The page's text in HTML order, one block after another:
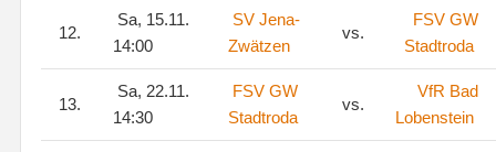
12.
Sa, 15.11.
14:00
SV Jena-
Zwätzen
vs.
FSV GW
Stadtroda
13.
Sa, 22.11.
14:30
FSV GW
Stadtroda
vs.
VfR Bad
Lobenstein